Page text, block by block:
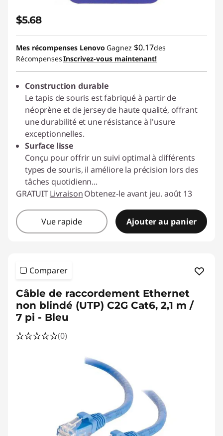
$5.68
Mes récompenses Lenovo Gagnez $0.17des
RécompensesInscrivez-vous maintenant!
Construction durable
Le tapis de souris est fabriqué à partir de
néoprène et de jersey de haute qualité, offrant
une durabilité et une résistance à l'usure
exceptionnelles.
Surface lisse
Conçu pour offrir un suivi optimal à différents
types de souris, il améliore la précision lors des
tâches quotidienn...
GRATUITLivraisonObtenez-le avant jeu. août 13
Vue rapide Ajouter au panier
Comparer
Câble de raccordement Ethernet
non blindé (UTP) C2G Cat6, 2,1 m /
7 pi - Bleu
(0)